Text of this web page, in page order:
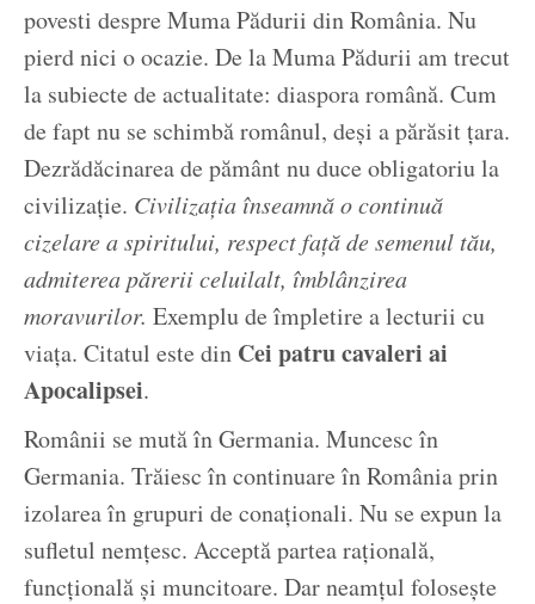
povesti despre Muma Pădurii din România. Nu
pierd nici o ocazie. De la Muma Pădurii am trecut
la subiecte de actualitate: diaspora română. Cum
de fapt nu se schimbă românul, deși a părăsit țara.
Dezrădăcinarea de pământ nu duce obligatoriu la
civilizație. Civilizația înseamnă o continuă
cizelare a spiritului, respect față de semenul tău,
admiterea părerii celuilalt, îmblânzirea
moravurilor. Exemplu de împletire a lecturii cu
viața. Citatul este din Cei patru cavaleri ai
Apocalipsei.
Românii se mută în Germania. Muncesc în
Germania. Trăiesc în continuare în România prin
izolarea în grupuri de conaționali. Nu se expun la
sufletul nemțesc. Acceptă partea rațională,
funcțională și muncitoare. Dar neamțul folosește